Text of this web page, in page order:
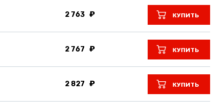
2 763 КУПИТЬ
2 767 КУПИТЬ
2 827 КУПИТЬ